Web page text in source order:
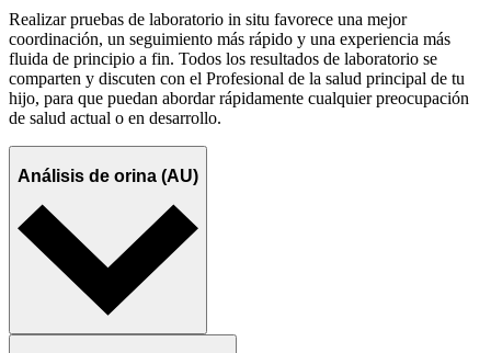
Realizar pruebas de laboratorio in situ favorece una mejor
coordinación, un seguimiento más rápido y una experiencia más
fluida de principio a fin. Todos los resultados de laboratorio se
comparten y discuten con el Profesional de la salud principal de tu
hijo, para que puedan abordar rápidamente cualquier preocupación
de salud actual o en desarrollo.
Análisis de orina (AU)